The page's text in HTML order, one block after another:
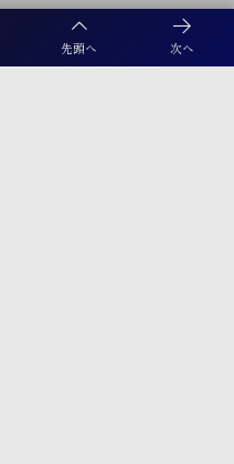
先頭へ 次へ
ー選手権大会福岡県中央大会